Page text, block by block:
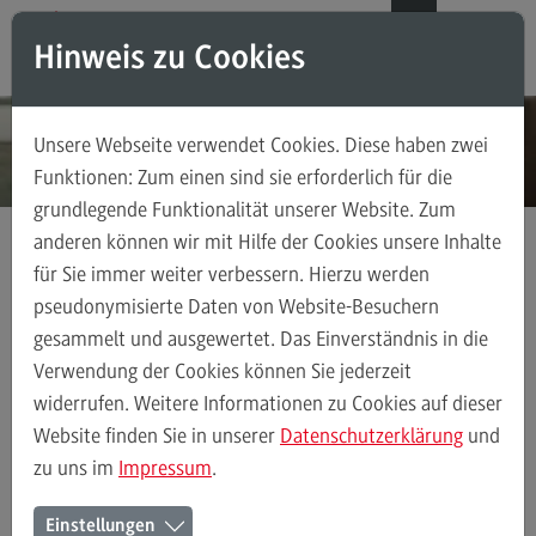
Direkt zum Inhalt
Direkt zum Hauptmenu
Direkt zum Footer
Modul-O-Mat
Masterstudiengänge
Accounting, Controlling, Taxation
Accounting, Controlling, Taxation
Modulangebot
Berufsperspektiven
Kontakt
Advanced Practice in Healthcare
Advanced Practice in Healthcare
Rahmenbedingungen
Kontakt Ansprechpersonen
Ansprechpersonen am DHBW
CAS
ALPHABETISCH ODER NACH BEREICH
Hinweis zu Cookies
Unsere Webseite verwendet Cookies. Diese haben zwei
Funktionen: Zum einen sind sie erforderlich für die
grundlegende Funktionalität unserer Website. Zum
anderen können wir mit Hilfe der Cookies unsere Inhalte
für Sie immer weiter verbessern. Hierzu werden
pseudonymisierte Daten von Website-Besuchern
gesammelt und ausgewertet. Das Einverständnis in die
Verwendung der Cookies können Sie jederzeit
widerrufen. Weitere Informationen zu Cookies auf dieser
Website finden Sie in unserer Datenschutzerklärung und
zu uns im Impressum.
Einstellungen